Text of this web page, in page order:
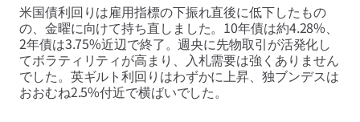
米国債利回りは雇用指標の下振れ直後に低下したもの
の、金曜に向けて持ち直しました。10年債は約4.28%、
2年債は3.75%近辺で終了。週央に先物取引が活発化し
てボラティリティが高まり、入札需要は強くありません
でした。英ギルト利回りはわずかに上昇、独ブンデスは
おおむね2.5%付近で横ばいでした。